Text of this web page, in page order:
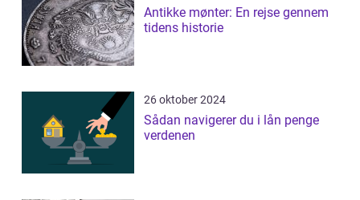
Antikke mønter: En rejse gennem
tidens historie
26 oktober 2024
Sådan navigerer du i lån penge
verdenen